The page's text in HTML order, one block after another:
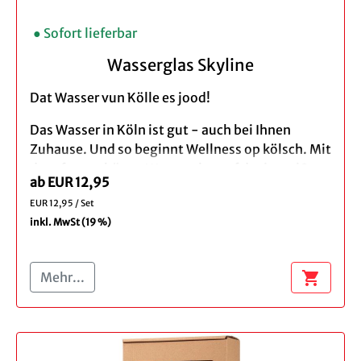
Inklusive Geschenkverpackung
Ebenfalls erhältlich: Sektglas und
● Sofort lieferbar
Wasserglas Skyline
Dat Wasser vun Kölle es jood!
Das Wasser in Köln ist gut - auch bei Ihnen
Zuhause. Und so beginnt Wellness op kölsch. Mit
gefrostete Druck die Kölner Skyline verewigt ,
schmeckt Ihnen das edle Nass bestimmt noch
mal so gut. Genießen Sie Wasser und Saft aus
Dom. Die hochwertigen Gläser sind stabil und
spülmaschinenfest. Auf den ersten Blick wirken
sie edel und schlicht, auf den zweiten Blick
verspielten und einzigartigen Design!
ab EUR 12,95
EUR 12,95 / Set
inkl. MwSt (19 %)
Mehr... shopping_cart